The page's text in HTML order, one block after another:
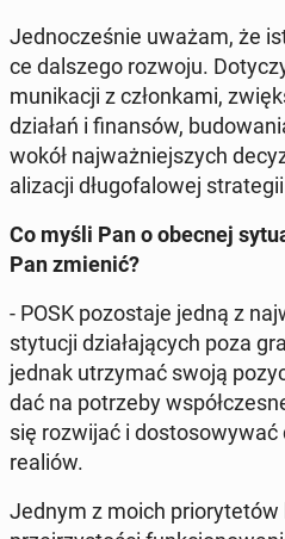
Jed­no­cze­śnie uważam, że
ce dal­sze­go rozwoju.
mu­ni­ka­cji z człon­ka­mi,
działań i fi­nan­sów,
wokół naj­waż­niej­szych
ali­za­cji dłu­go­fa­lo­wej
Co myśli Pan o obecnej
Pan zmienić?
- POSK po­zo­sta­je jedną z
sty­tu­cji dzia­ła­ją­cych poza
jednak utrzy­mać swoją
dać na po­trze­by
się roz­wi­jać i do­sto­so­wy­wać
realiów.
Jednym z moich prio­ry­te­tów